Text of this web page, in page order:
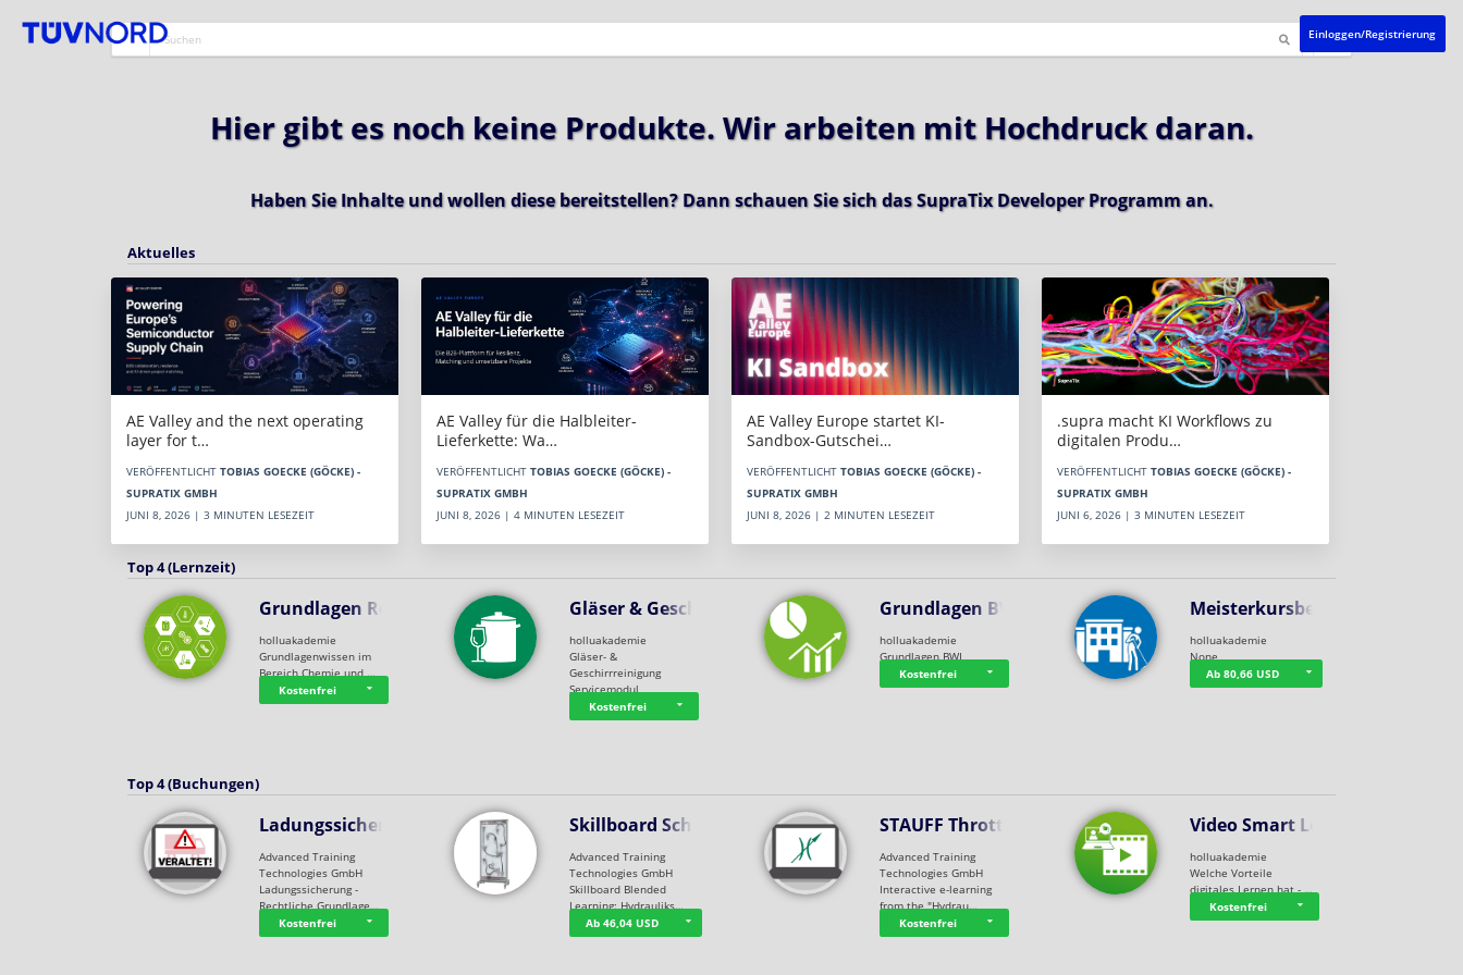
Einloggen/Registrierung
Hier gibt es noch keine Produkte. Wir arbeiten mit Hochdruck daran.
Haben Sie Inhalte und wollen diese bereitstellen? Dann schauen Sie sich dasSupraTix Developer Programman.
Aktuelles
AE Valley and the next operating
layer for t…
VERÖFFENTLICHT TOBIAS GOECKE (GÖCKE) -
SUPRATIX GMBH
JUNI 8, 2026 | 3 MINUTEN LESEZEIT
AE Valley für die Halbleiter-
Lieferkette: Wa…
VERÖFFENTLICHT TOBIAS GOECKE (GÖCKE) -
SUPRATIX GMBH
JUNI 8, 2026 | 4 MINUTEN LESEZEIT
AE Valley Europe startet KI-
Sandbox-Gutschei…
VERÖFFENTLICHT TOBIAS GOECKE (GÖCKE) -
SUPRATIX GMBH
JUNI 8, 2026 | 2 MINUTEN LESEZEIT
.supra macht KI Workflows zu
digitalen Produ…
VERÖFFENTLICHT TOBIAS GOECKE (GÖCKE) -
SUPRATIX GMBH
JUNI 6, 2026 | 3 MINUTEN LESEZEIT
Top 4 (Lernzeit)
Grundlagen Rein…
holluakademie
Grundlagenwissen im
Bereich Chemie und …
Kostenfrei
Gläser & Geschi…
holluakademie
Gläser- &
Geschirrreinigung
Servicemodul
Kostenfrei
Grundlagen BWL
holluakademie
Grundlagen BWL
Kostenfrei
Meisterkursbegl…
holluakademie
None
Ab 80,66 USD
Top 4 (Buchungen)
Ladungssicherung
Advanced Training
Technologies GmbH
Ladungssicherung -
Rechtliche Grundlage…
Kostenfrei
Skillboard Schl…
Advanced Training
Technologies GmbH
Skillboard Blended
Learning: Hydrauliks…
Ab 46,04 USD
STAUFF Throttle…
Advanced Training
Technologies GmbH
Interactive e-learning
from the "Hydrau…
Kostenfrei
Video Smart Lea…
holluakademie
Welche Vorteile
digitales Lernen hat - …
Kostenfrei